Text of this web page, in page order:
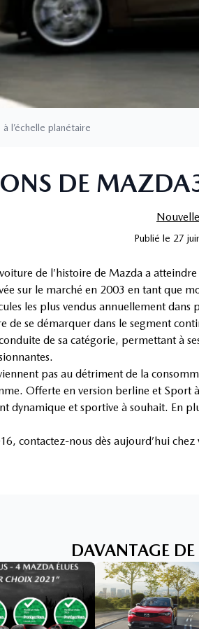
l’échelle planétaire
DE MAZDA3
Publié le 27
de l’histoire de Mazda a
sur le marché en 2003 en tant que
les plus vendus annuellement dans
de se démarquer dans le segment
de sa catégorie, permettant à
pas au détriment de la
Offerte en version berline et Sport
dynamique et sportive à souhait. En
contactez-nous dès aujourd’hui
DAVANTAGE DE